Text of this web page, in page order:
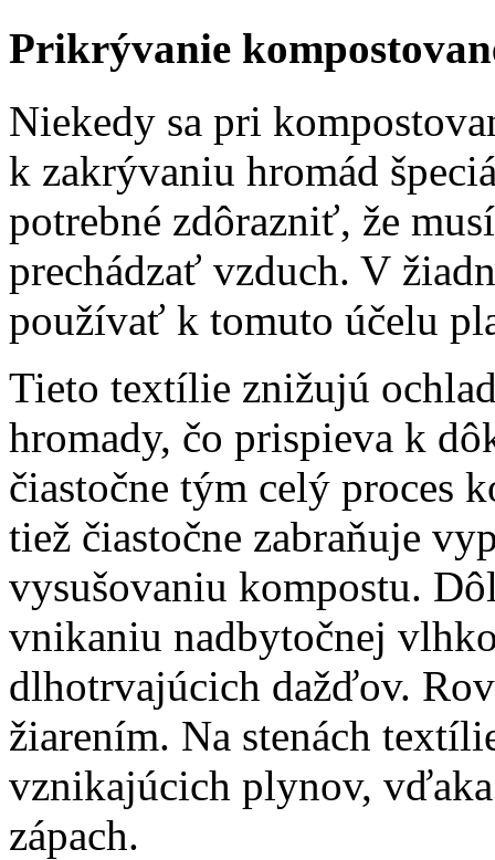
Prikrývanie
Niekedy sa pri
k zakrývaniu hromád
potrebné zdôrazniť, že
prechádzať vzduch. V
používať k tomuto účelu
Tieto textílie znižujú
hromady, čo prispieva k
čiastočne tým celý proces
tiež čiastočne zabraňuje
vysušovaniu kompostu.
vnikaniu nadbytočnej
dlhotrvajúcich dažďov.
žiarením. Na stenách
vznikajúcich plynov,
zápach.